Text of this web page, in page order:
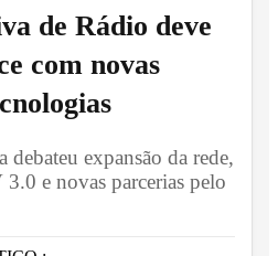
de Rádio deve
com novas
debateu expansão da rede,
e novas parcerias pelo